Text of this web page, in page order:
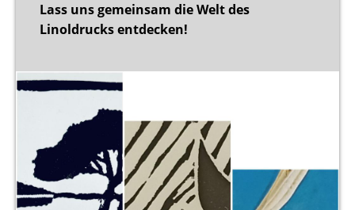
Lass uns gemeinsam die Welt des
Linoldrucks entdecken!